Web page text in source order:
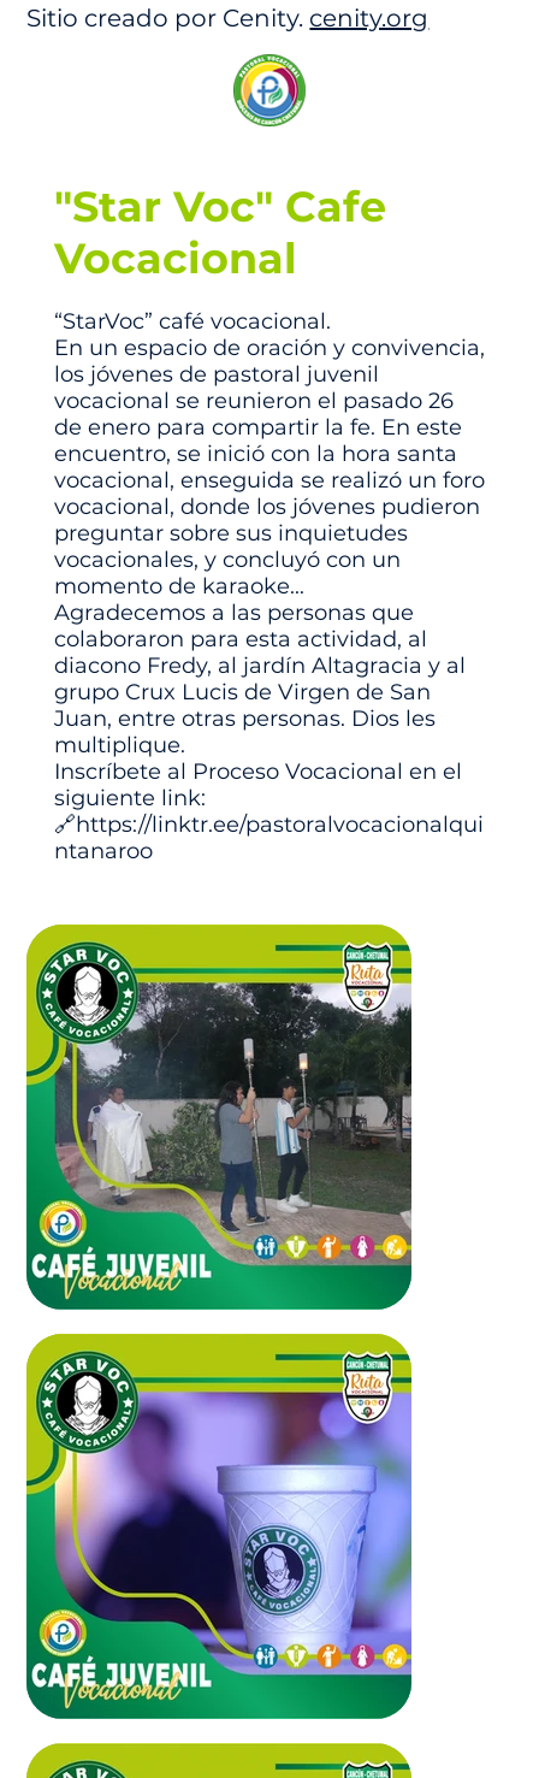
Sitio creado por Cenity. cenity.org
"Star Voc" Cafe
Vocacional
“StarVoc” café vocacional.
En un espacio de oración y convivencia,
los jóvenes de pastoral juvenil
vocacional se reunieron el pasado 26
de enero para compartir la fe. En este
encuentro, se inició con la hora santa
vocacional, enseguida se realizó un foro
vocacional, donde los jóvenes pudieron
preguntar sobre sus inquietudes
vocacionales, y concluyó con un
momento de karaoke...
Agradecemos a las personas que
colaboraron para esta actividad, al
diacono Fredy, al jardín Altagracia y al
grupo Crux Lucis de Virgen de San
Juan, entre otras personas. Dios les
multiplique.
Inscríbete al Proceso Vocacional en el
siguiente link:
🔗https://linktr.ee/pastoralvocacionalqui
ntanaroo